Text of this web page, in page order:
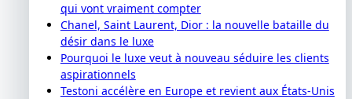
qui vont vraiment compter
Chanel, Saint Laurent, Dior : la nouvelle bataille du
désir dans le luxe
Pourquoi le luxe veut à nouveau séduire les clients
aspirationnels
Testoni accélère en Europe et revient aux États-Unis